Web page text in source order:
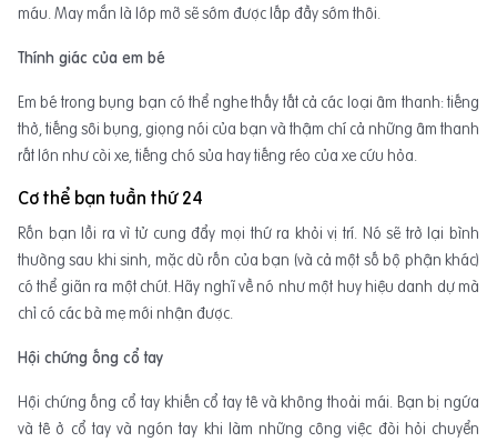
máu. May mắn là lớp mỡ sẽ sớm được lấp đầy sớm thôi.
Thính giác của em bé
Em bé trong bụng bạn có thể nghe thấy tất cả các loại âm thanh: tiếng
thở, tiếng sôi bụng, giọng nói của bạn và thậm chí cả những âm thanh
rất lớn như còi xe, tiếng chó sủa hay tiếng réo của xe cứu hỏa.
Cơ thể bạn tuần thứ 24
Rốn bạn lồi ra vì tử cung đẩy mọi thứ ra khỏi vị trí. Nó sẽ trở lại bình
thường sau khi sinh, mặc dù rốn của bạn (và cả một số bộ phận khác)
có thể giãn ra một chút. Hãy nghĩ về nó như một huy hiệu danh dự mà
chỉ có các bà mẹ mới nhận được.
Hội chứng ống cổ tay
Hội chứng ống cổ tay khiến cổ tay tê và không thoải mái. Bạn bị ngứa
và tê ở cổ tay và ngón tay khi làm những công việc đòi hỏi chuyển